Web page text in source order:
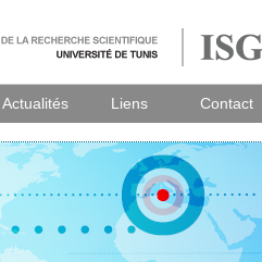
Actualités Liens Contact